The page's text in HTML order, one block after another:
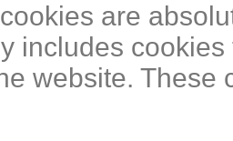
are
includes
website. These